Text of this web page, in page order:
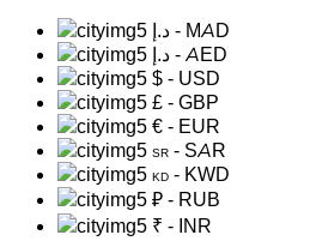
د.إ - MAD
د.إ - AED
$ - USD
£ - GBP
€ - EUR
SR - SAR
KD - KWD
₽ - RUB
₹ - INR